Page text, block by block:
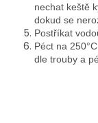
nechat keště
dokud se
Postříkat
Péct na
dle trouby a